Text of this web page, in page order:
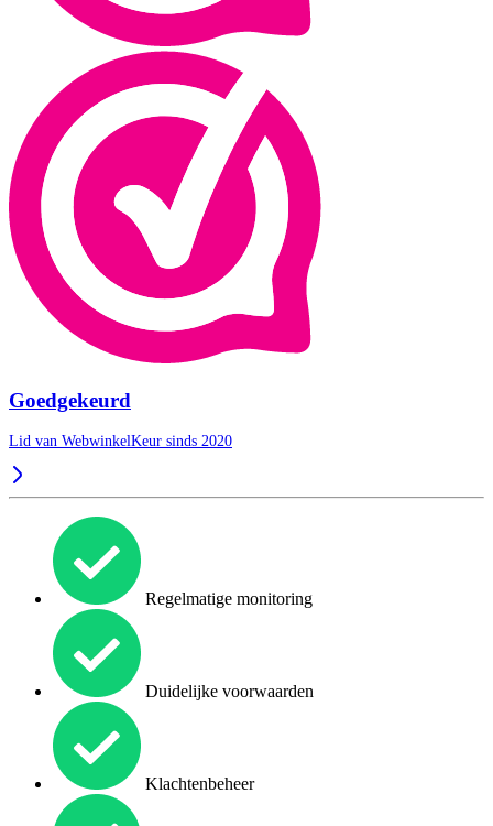
Goedgekeurd
Lid van WebwinkelKeur sinds 2020
Regelmatige monitoring
Duidelijke voorwaarden
Klachtenbeheer